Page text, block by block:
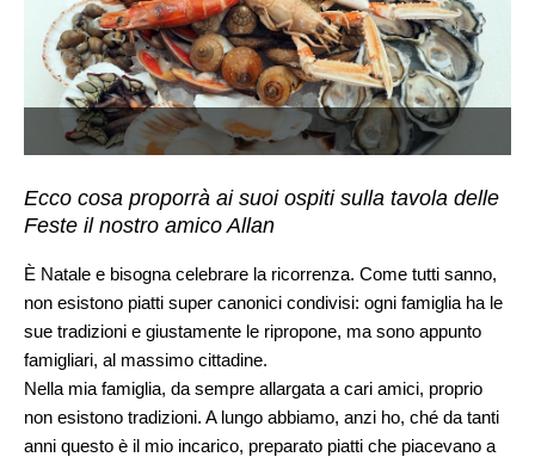
Ecco cosa proporrà ai suoi ospiti sulla tavola delle
Feste il nostro amico Allan
È Natale e bisogna celebrare la ricorrenza. Come tutti sanno,
non esistono piatti super canonici condivisi: ogni famiglia ha le
sue tradizioni e giustamente le ripropone, ma sono appunto
famigliari, al massimo cittadine.
Nella mia famiglia, da sempre allargata a cari amici, proprio
non esistono tradizioni. A lungo abbiamo, anzi ho, ché da tanti
anni questo è il mio incarico, preparato piatti che piacevano a